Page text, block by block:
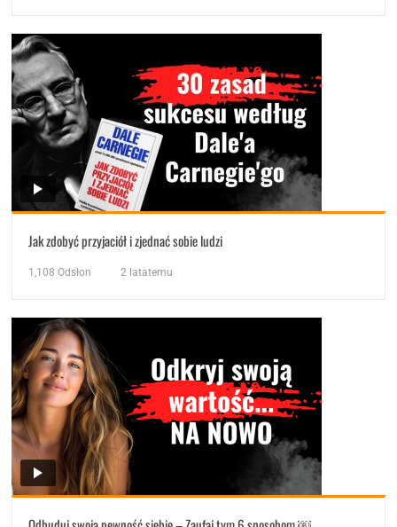
Jak zdobyć przyjaciół i zjednać sobie ludzi
1,108 Odsłon 2 latatemu